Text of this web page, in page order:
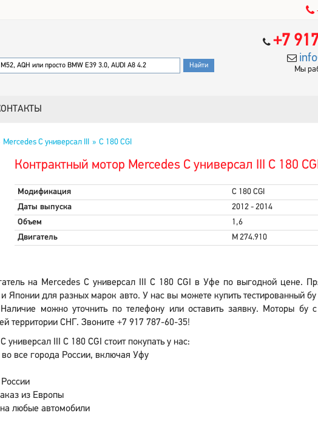
+7
Мы
Mercedes C универсал III C 180 CGI
Контрактный мотор Mercedes C универсал III C 180
Модификация
C 180 CGI
Даты выпуска
2012 - 2014
Объем
1,6
Двигатель
M 274.910
на Mercedes C универсал III C 180 CGI в Уфе по выгодной цене.
Японии для разных марок авто. У нас вы можете купить тестированный бу
можно уточнить по телефону или оставить заявку. Моторы бу
территории СНГ. Звоните +7 917 787-60-35!
универсал III C 180 CGI стоит покупать у нас:
все города России, включая Уфу
из Европы
любые автомобили